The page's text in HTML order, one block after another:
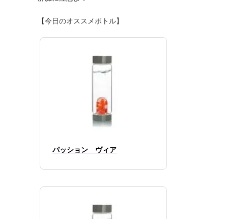
【今日のオススメボトル】
パッション ヴィア